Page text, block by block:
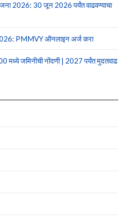
2026: 30 जून 2026 पर्यंत वाढवण्याचा
PMMVY ऑनलाइन अर्ज करा
मध्ये जमिनीची नोंदणी | 2027 पर्यंत मुदतवाढ